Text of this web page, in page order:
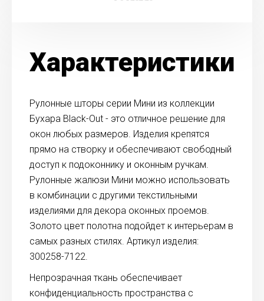
Характеристики
Рулонные шторы серии Мини из коллекции
Бухара Black-Out - это отличное решение для
окон любых размеров. Изделия крепятся
прямо на створку и обеспечивают свободный
доступ к подоконнику и оконным ручкам.
Рулонные жалюзи Мини можно использовать
в комбинации с другими текстильными
изделиями для декора оконных проемов.
Золото цвет полотна подойдет к интерьерам в
самых разных стилях. Артикул изделия:
300258-7122.
Непрозрачная ткань обеспечивает
конфиденциальность пространства с